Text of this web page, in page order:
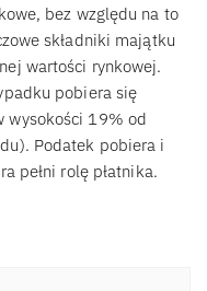
bez względu na to
składniki majątku
wartości rynkowej.
pobiera się
wysokości 19% od
Podatek pobiera i
pełni rolę płatnika.